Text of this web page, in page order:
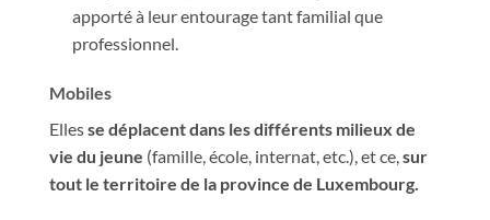
apporté à leur entourage tant familial que
professionnel.
Mobiles
Ellesse déplacent dans les différents milieux de
vie du jeune (famille, école, internat, etc.), et ce,sur
tout le territoire de la province de Luxembourg.